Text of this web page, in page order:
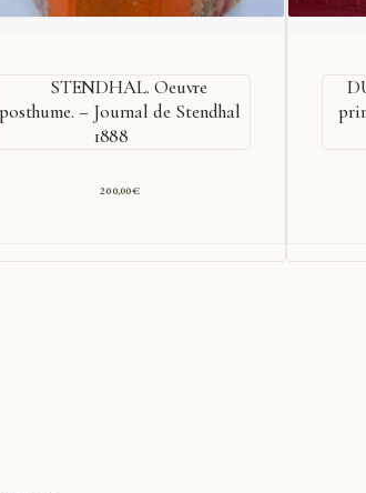
STENDHAL. Oeuvre
posthume. – Journal de Stendhal
1888
200,00€